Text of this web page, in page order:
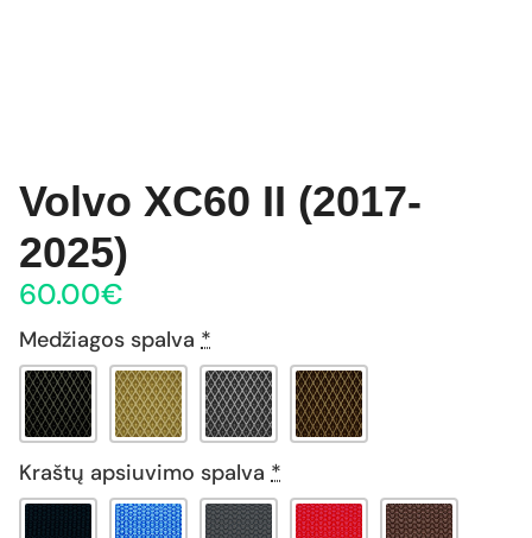
Volvo XC60 II (2017-
2025)
60.00€
Medžiagos spalva *
Kraštų apsiuvimo spalva *